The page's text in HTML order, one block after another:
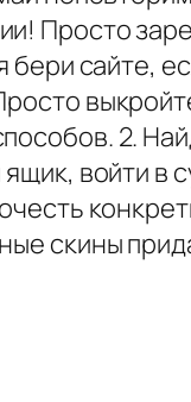
Просто
сайте,
2.
войти в
скины